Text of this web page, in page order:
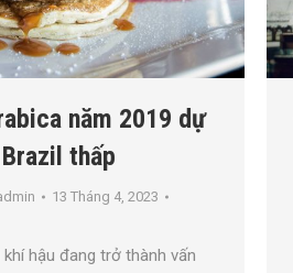
năm 2019 dự
thấp
13 Tháng 4, 2023
hậu đang trở thành vấn